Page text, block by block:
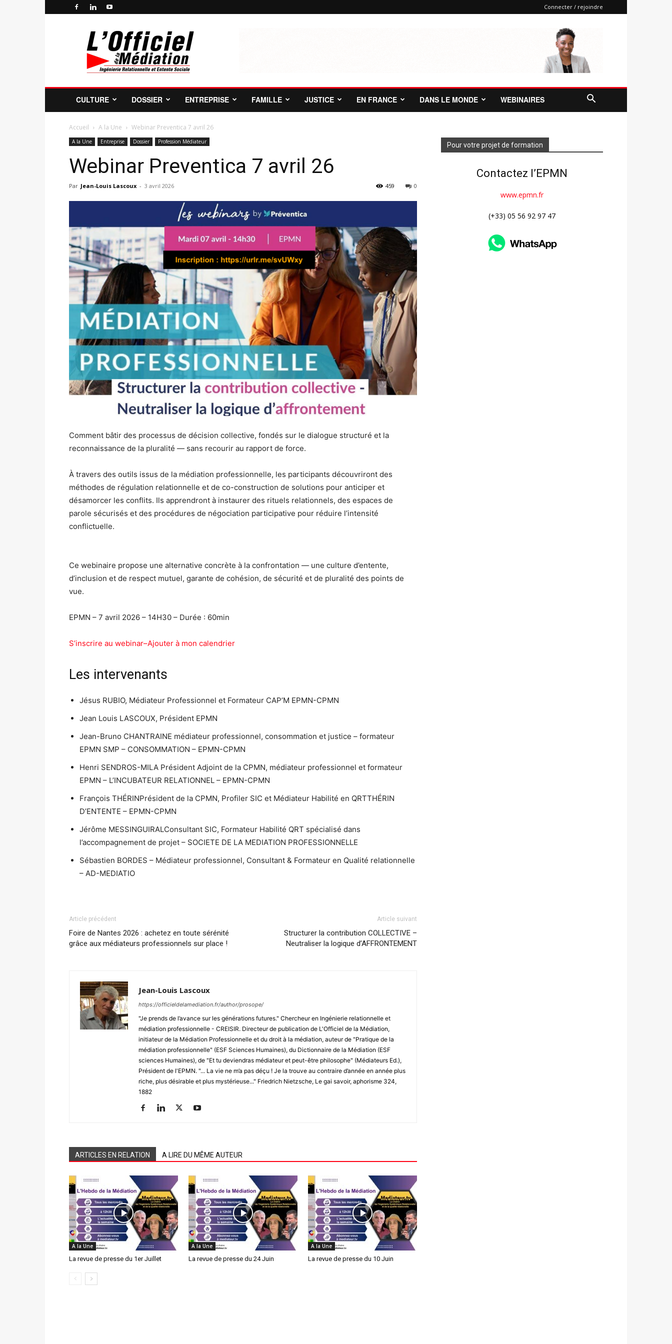
Connecter / rejoindre
Officiel
Médiation
Professionnelle
et
de
Médiateur
CULTURE DOSSIER ENTREPRISE FAMILLE JUSTICE EN FRANCE DANS LE MONDE WEBINAIRES
Accueil A la Une Webinar Preventica 7 avril 26
A la Une Entreprise Dossier Profession Médiateur
Webinar Preventica 7 avril 26
Par Jean-Louis Lascoux - 3 avril 2026 0
459
Comment bâtir des processus de décision collective, fondés sur le dialogue structuré et la
reconnaissance de la pluralité — sans recourir au rapport de force.
À travers des outils issus de la médiation professionnelle, les participants découvriront des
méthodes de régulation relationnelle et de co-construction de solutions pour anticiper et
désamorcer les conflits. Ils apprendront à instaurer des rituels relationnels, des espaces de
parole sécurisés et des procédures de négociation participative pour réduire l’intensité
conflictuelle.
Ce webinaire propose une alternative concrète à la confrontation — une culture d’entente,
d’inclusion et de respect mutuel, garante de cohésion, de sécurité et de pluralité des points de
vue.
EPMN – 7 avril 2026 – 14H30 – Durée : 60min
S’inscrire au webinar–Ajouter à mon calendrier
Les intervenants
Jésus RUBIO, Médiateur Professionnel et Formateur CAP’M EPMN-CPMN
Jean Louis LASCOUX, Président EPMN
Jean-Bruno CHANTRAINE médiateur professionnel, consommation et justice – formateur
EPMN SMP – CONSOMMATION – EPMN-CPMN
Henri SENDROS-MILA Président Adjoint de la CPMN, médiateur professionnel et formateur
EPMN – L’INCUBATEUR RELATIONNEL – EPMN-CPMN
François THÉRINPrésident de la CPMN, Profiler SIC et Médiateur Habilité en QRTTHÉRIN
D’ENTENTE – EPMN-CPMN
Jérôme MESSINGUIRALConsultant SIC, Formateur Habilité QRT spécialisé dans
l’accompagnement de projet – SOCIETE DE LA MEDIATION PROFESSIONNELLE
Sébastien BORDES – Médiateur professionnel, Consultant & Formateur en Qualité relationnelle
– AD-MEDIATIO
Article précédent
Foire de Nantes 2026 : achetez en toute sérénité
grâce aux médiateurs professionnels sur place !
Article suivant
Structurer la contribution COLLECTIVE –
Neutraliser la logique d’AFFRONTEMENT
Jean-Louis Lascoux
https://officieldelamediation.fr/author/prosope/
"Je prends de l’avance sur les générations futures." Chercheur en Ingénierie relationnelle et
médiation professionnelle - CREISIR. Directeur de publication de L'Officiel de la Médiation,
initiateur de la Médiation Professionnelle et du droit à la médiation, auteur de "Pratique de la
médiation professionnelle" (ESF Sciences Humaines), du Dictionnaire de la Médiation (ESF
sciences Humaines), de "Et tu deviendras médiateur et peut-être philosophe" (Médiateurs Ed.),
Président de l'EPMN. "... La vie ne m’a pas déçu ! Je la trouve au contraire d’année en année plus
riche, plus désirable et plus mystérieuse..." Friedrich Nietzsche, Le gai savoir, aphorisme 324,
1882
ARTICLES EN RELATION A LIRE DU MÊME AUTEUR
A la Une
La revue de presse du 1er Juillet
A la Une
La revue de presse du 24 Juin
A la Une
La revue de presse du 10 Juin
Pour votre projet de formation
Contactez l’EPMN
www.epmn.fr
(+33) 05 56 92 97 47